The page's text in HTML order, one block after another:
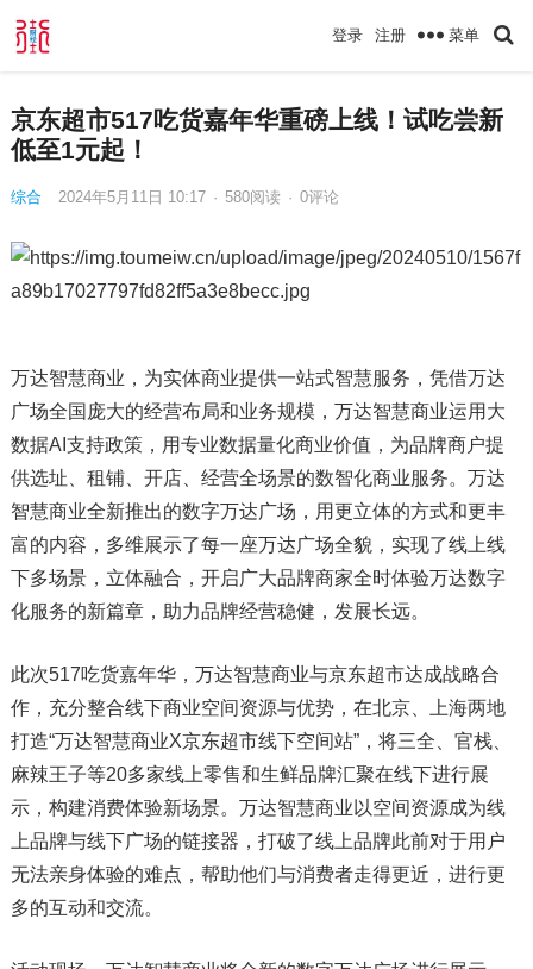
登录 注册 菜单
京东超市517吃货嘉年华重磅上线！试吃尝新
低至1元起！
综合 2024年5月11日 10:17 · 580阅读 · 0评论
万达智慧商业，为实体商业提供一站式智慧服务，凭借万达
广场全国庞大的经营布局和业务规模，万达智慧商业运用大
数据AI支持政策，用专业数据量化商业价值，为品牌商户提
供选址、租铺、开店、经营全场景的数智化商业服务。万达
智慧商业全新推出的数字万达广场，用更立体的方式和更丰
富的内容，多维展示了每一座万达广场全貌，实现了线上线
下多场景，立体融合，开启广大品牌商家全时体验万达数字
化服务的新篇章，助力品牌经营稳健，发展长远。
此次517吃货嘉年华，万达智慧商业与京东超市达成战略合
作，充分整合线下商业空间资源与优势，在北京、上海两地
打造“万达智慧商业X京东超市线下空间站”，将三全、官栈、
麻辣王子等20多家线上零售和生鲜品牌汇聚在线下进行展
示，构建消费体验新场景。万达智慧商业以空间资源成为线
上品牌与线下广场的链接器，打破了线上品牌此前对于用户
无法亲身体验的难点，帮助他们与消费者走得更近，进行更
多的互动和交流。